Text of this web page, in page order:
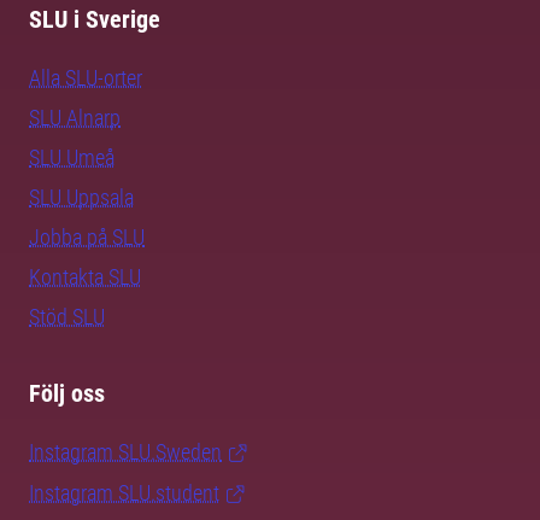
SLU i Sverige
Alla SLU-orter
SLU Alnarp
SLU Umeå
SLU Uppsala
Jobba på SLU
Kontakta SLU
Stöd SLU
Följ oss
Instagram SLU.Sweden
Instagram SLU.student